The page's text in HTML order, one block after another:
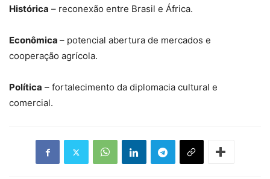
Histórica – reconexão entre Brasil e África.
Econômica – potencial abertura de mercados e
cooperação agrícola.
Política – fortalecimento da diplomacia cultural e
comercial.